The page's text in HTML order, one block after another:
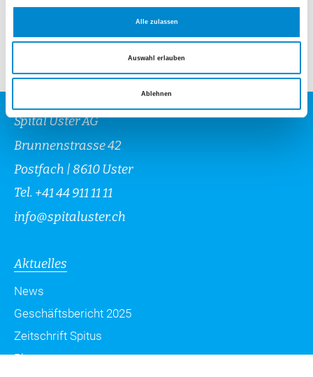
Alle zulassen
Auswahl erlauben
Ablehnen
Bettina Marti Marijana Bogdanovic
Spital Uster AG
Brunnenstrasse 42
Postfach | 8610 Uster
Tel. +41 44 911 11 11
info@spitaluster.ch
Aktuelles
News
Geschäftsbericht 2025
Zeitschrift Spitus
Blog